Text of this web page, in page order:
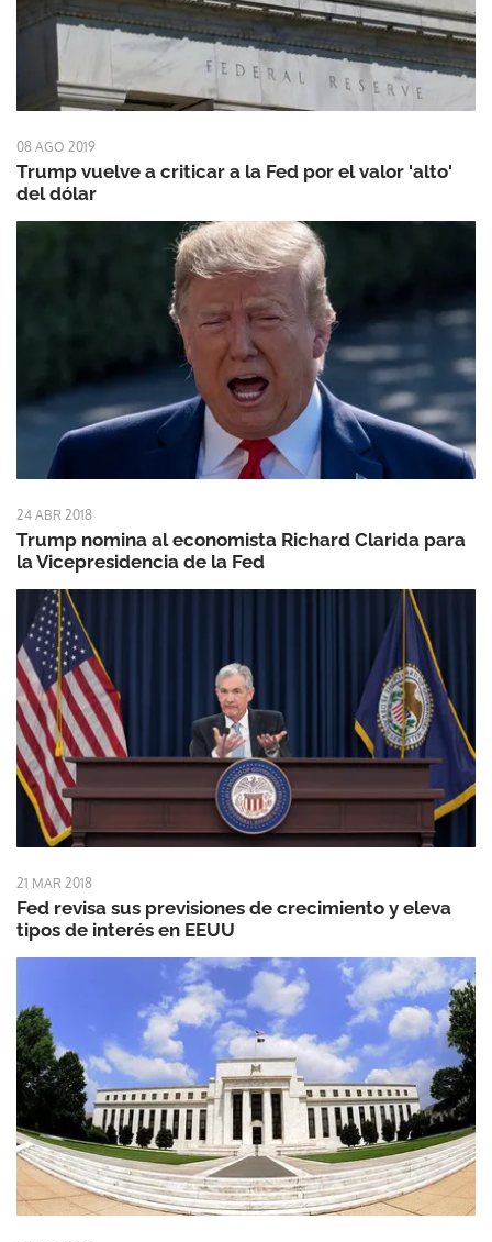
08 AGO 2019
Trump vuelve a criticar a la Fed por el valor 'alto'
del dólar
24 ABR 2018
Trump nomina al economista Richard Clarida para
la Vicepresidencia de la Fed
21 MAR 2018
Fed revisa sus previsiones de crecimiento y eleva
tipos de interés en EEUU